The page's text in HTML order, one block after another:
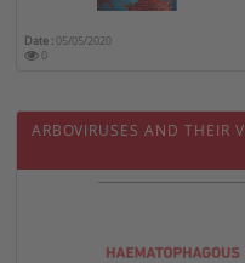
Date :05/05/2020
0
ARBOVIRUSES AND THEIR